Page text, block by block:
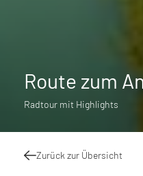
Route zum
Radtour mit Highlights
Zurück zur Übersicht